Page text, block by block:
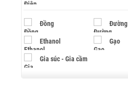
Đồng Đường
Ethanol Gạo
Gia súc - Gia cầm